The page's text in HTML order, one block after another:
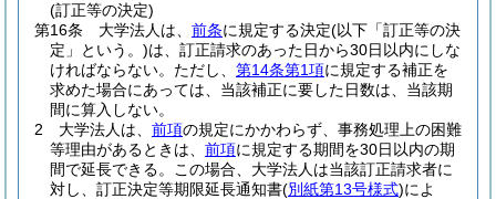
(訂正等の決定)
第16条
大学法人は、 前条に規定する決定(以下「訂正等の決
定」という。)は、訂正請求のあった日から30日以内にしな
ければならない。 ただし、 第14条第1項に規定する補正を
求めた場合にあっては、当該補正に要した日数は、当該期
間に算入しない。
2
大学法人は、 前項の規定にかかわらず、事務処理上の困難
等理由があるときは、 前項に規定する期間を30日以内の期
間で延長できる。
この場合、大学法人は当該訂正請求者に
対し、訂正決定等期限延長通知書(別紙第13号様式)によ